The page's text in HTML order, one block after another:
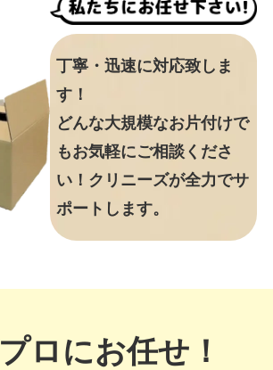
丁寧・迅速に対応致しま
す！
どんな大規模なお片付けで
もお気軽にご相談くださ
い！クリニーズが全力でサ
ポートします。
プロにお任せ！